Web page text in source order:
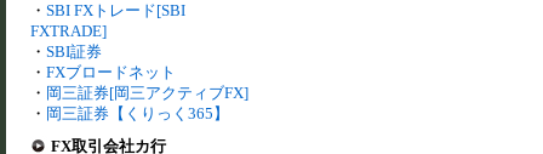
・ SBI FXトレード[SBI
FXTRADE]
・ SBI証券
・ FXブロードネット
・ 岡三証券[岡三アクティブFX]
・ 岡三証券【くりっく365】
FX取引会社カ行